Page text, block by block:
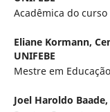
Acadêmica do curso
Eliane Kormann,
UNIFEBE
Mestre em
Joel Haroldo Baade,